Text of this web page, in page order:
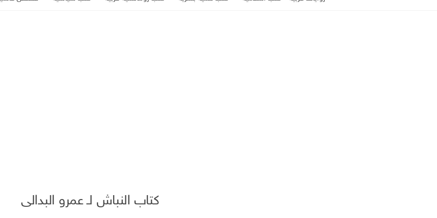
كتاب النباش لـ عمرو البدالى